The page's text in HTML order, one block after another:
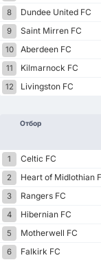
8
Dundee United FC
9
Saint Mirren FC
10
Aberdeen FC
11
Kilmarnock FC
12
Livingston FC
Отбор
1 Celtic FC
2
Heart of Midlothian
3
Rangers FC
4
Hibernian FC
5
Motherwell FC
6
Falkirk FC